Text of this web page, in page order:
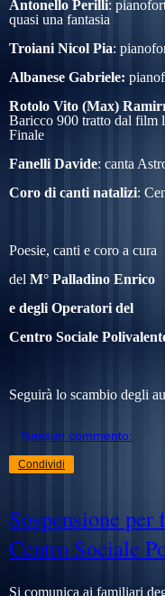
Antonello Perilli:
quasi una fantasia
Troiani Nicol Pia:
Albanese Gabriele:
Rotolo Vito (Max)
Baricco 900 tratto dal film
Finale
Fanelli Davide: canta
Coro di canti natalizi:
Poesie, canti e coro a cura
del M° Palladino Enrico
e degli Operatori del
Centro Sociale
Seguirà lo scambio degli
Nessun commento:
Condividi
Sospensione
Centro Sociale
Si comunica ai familiari